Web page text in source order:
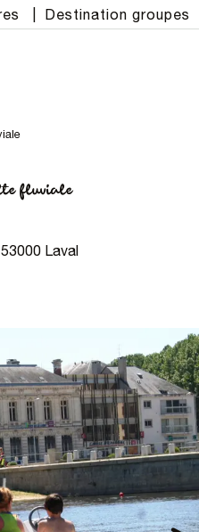
Destination groupes
fluviale
Laval